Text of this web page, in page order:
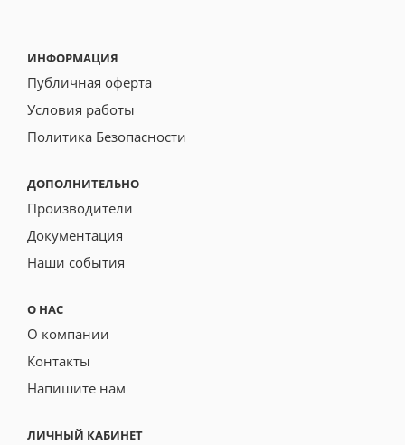
ИНФОРМАЦИЯ
Публичная оферта
Условия работы
Политика Безопасности
ДОПОЛНИТЕЛЬНО
Производители
Документация
Наши события
О НАС
О компании
Контакты
Напишите нам
ЛИЧНЫЙ КАБИНЕТ